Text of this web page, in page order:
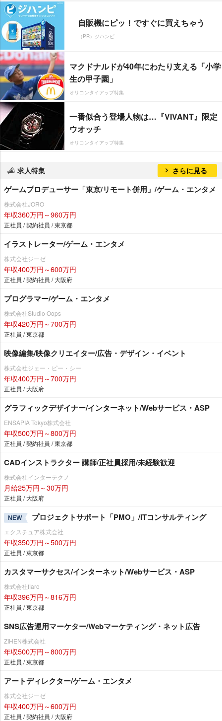
自販機にピッ！ですぐに買えちゃう
（PR）ジハンピ
マクドナルドが40年にわたり支える「小学
生の甲子園」
オリコンタイアップ特集
一番似合う登場人物は…『VIVANT』限定
ウオッチ
オリコンタイアップ特集
求人特集 さらに見る
ゲームプロデューサー「東京/リモート併用」/ゲーム・エンタメ
株式会社JORO
年収360万円～960万円
正社員 / 契約社員 / 東京都
イラストレーター/ゲーム・エンタメ
株式会社ジーゼ
年収400万円～600万円
正社員 / 契約社員 / 大阪府
プログラマー/ゲーム・エンタメ
株式会社Studio Oops
年収420万円～700万円
正社員 / 東京都
映像編集/映像クリエイター/広告・デザイン・イベント
株式会社ジェー・ピー・シー
年収400万円～700万円
正社員 / 大阪府
グラフィックデザイナー/インターネット/Webサービス・ASP
ENSAPIA Tokyo株式会社
年収500万円～800万円
正社員 / 契約社員 / 東京都
CADインストラクター 講師/正社員採用/未経験歓迎
株式会社インターテクノ
月給25万円～30万円
正社員 / 大阪府
NEW プロジェクトサポート「PMO」/ITコンサルティング
エクスチュア株式会社
年収350万円～500万円
正社員 / 東京都
カスタマーサクセス/インターネット/Webサービス・ASP
株式会社flaro
年収396万円～816万円
正社員 / 東京都
SNS広告運用マーケター/Webマーケティング・ネット広告
ZIHEN株式会社
年収500万円～800万円
正社員 / 東京都
アートディレクター/ゲーム・エンタメ
株式会社ジーゼ
年収400万円～600万円
正社員 / 契約社員 / 大阪府